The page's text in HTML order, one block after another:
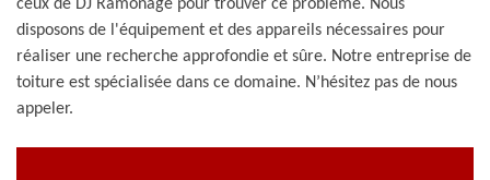
ceux de DJ Ramonage pour trouver ce problème. Nous
disposons de l'équipement et des appareils nécessaires pour
réaliser une recherche approfondie et sûre. Notre entreprise de
toiture est spécialisée dans ce domaine. N’hésitez pas de nous
appeler.